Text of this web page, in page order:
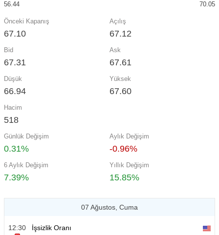
56.44 70.05
Önceki Kapanış
67.10
Açılış
67.12
Bid
67.31
Ask
67.61
Düşük
66.94
Yüksek
67.60
Hacim
518
Günlük Değişim
0.31%
Aylık Değişim
-0.96%
6 Aylık Değişim
7.39%
Yıllık Değişim
15.85%
07 Ağustos, Cuma
12:30
İşsizlik Oranı